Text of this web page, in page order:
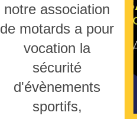
notre association
de motards a pour
vocation la
sécurité
d'évènements
sportifs,